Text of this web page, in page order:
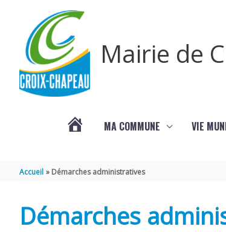
Mairie de
MA COMMUNE VIE
Accueil Démarches administratives
Démarches